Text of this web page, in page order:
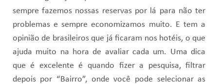
sempre fazemos nossas reservas por lá para não ter
problemas e sempre economizamos muito. E tem a
opinião de brasileiros que já ficaram nos hotéis, o que
ajuda muito na hora de avaliar cada um. Uma dica
que é excelente é quando fizer a pesquisa, filtrar
depois por “Bairro”, onde você pode selecionar as